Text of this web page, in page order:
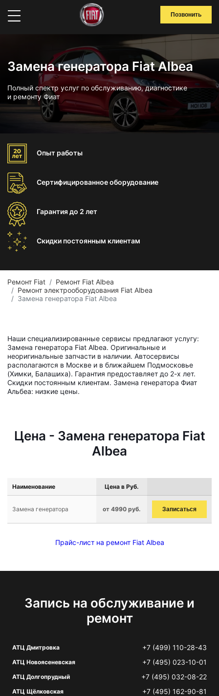
Позвонить
Замена генератора Fiat Albea
Полный спектр услуг по обслуживанию, диагностике
и ремонту Фиат
Опыт работы
Сертифицированноеоборудование
Гарантиядо 2 лет
Скидки постоянным клиентам
Ремонт Fiat
Ремонт Fiat Albea
Ремонт электрооборудования Fiat Albea
Замена генератора Fiat Albea
Наши специализированные сервисы предлагают услугу:
Замена генератора Fiat Albea. Оригинальные и
неоригинальные запчасти в наличии. Автосервисы
располагаются в Москве и в ближайшем Подмосковье
(Химки, Балашиха). Гарантия предоставляет до 2-х лет.
Скидки постоянным клиентам. Замена генератора Фиат
Альбеа: низкие цены.
Цена - Замена генератора Fiat
Albea
Наименование Цена в Руб.
Замена генератора от 4990 руб. Записаться
Прайс-лист на ремонт Fiat Albea
Запись на обслуживание и
ремонт
АТЦ Дмитровка +7 (499) 110-28-43
АТЦ Новоясеневская +7 (495) 023-10-01
АТЦ Долгопрудный +7 (495) 032-08-22
АТЦ Щёлковская +7 (495) 162-90-81